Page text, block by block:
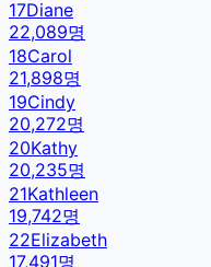
17Diane
22,089명
18Carol
21,898명
19Cindy
20,272명
20Kathy
20,235명
21Kathleen
19,742명
22Elizabeth
17,491명